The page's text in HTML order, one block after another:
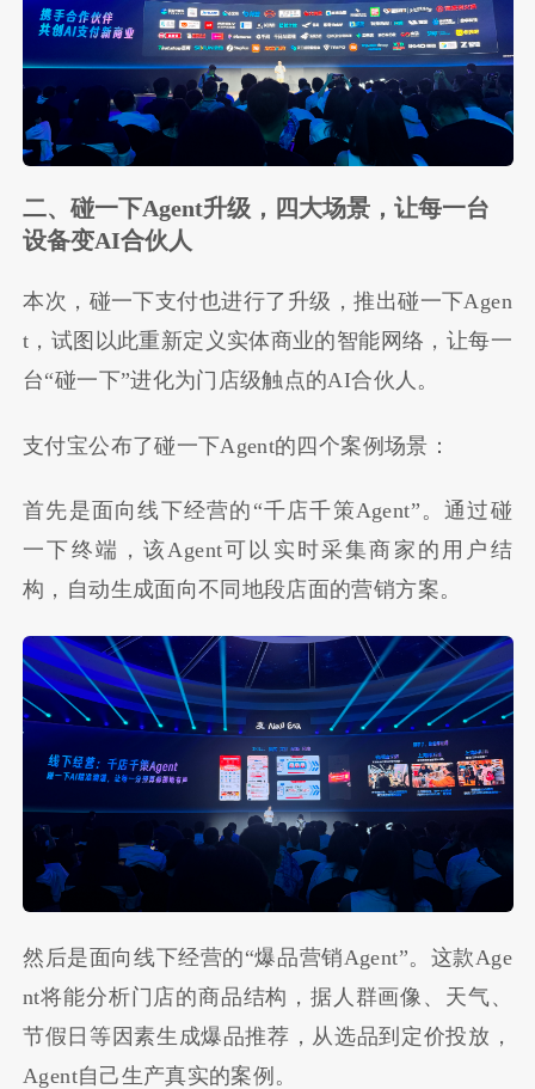
二、碰一下Agent升级，四大场景，让每一台
设备变AI合伙人
本次，碰一下支付也进行了升级，推出碰一下Agen
t，试图以此重新定义实体商业的智能网络，让每一
台“碰一下”进化为门店级触点的AI合伙人。
支付宝公布了碰一下Agent的四个案例场景：
首先是面向线下经营的“千店千策Agent”。通过碰
一下终端，该Agent可以实时采集商家的用户结
构，自动生成面向不同地段店面的营销方案。
然后是面向线下经营的“爆品营销Agent”。这款Age
nt将能分析门店的商品结构，据人群画像、天气、
节假日等因素生成爆品推荐，从选品到定价投放，
Agent自己生产真实的案例。